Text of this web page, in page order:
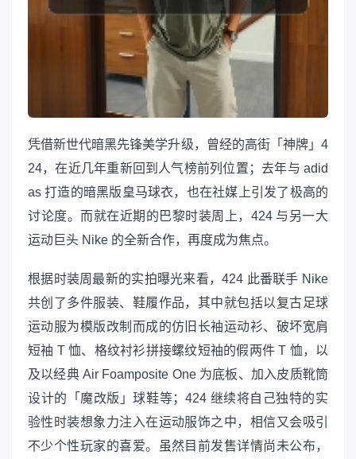
凭借新世代暗黑先锋美学升级，曾经的高街「神牌」4
24，在近几年重新回到人气榜前列位置；去年与 adid
as 打造的暗黑版皇马球衣，也在社媒上引发了极高的
讨论度。而就在近期的巴黎时装周上，424 与另一大
运动巨头 Nike 的全新合作，再度成为焦点。
根据时装周最新的实拍曝光来看，424 此番联手 Nike
共创了多件服装、鞋履作品，其中就包括以复古足球
运动服为模版改制而成的仿旧长袖运动衫、破坏宽肩
短袖 T 恤、格纹衬衫拼接螺纹短袖的假两件 T 恤，以
及以经典 Air Foamposite One 为底板、加入皮质靴筒
设计的「魔改版」球鞋等；424 继续将自己独特的实
验性时装想象力注入在运动服饰之中，相信又会吸引
不少个性玩家的喜爱。虽然目前发售详情尚未公布，